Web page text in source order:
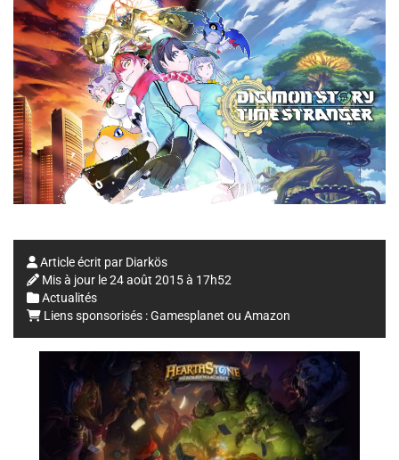
Article écrit par Diarkös
Mis à jour le24 août 2015 à 17h52
Actualités
Liens sponsorisés :Gamesplanet ou Amazon